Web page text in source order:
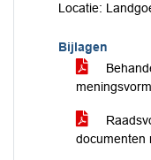
Locatie:
Bijlagen
documenten